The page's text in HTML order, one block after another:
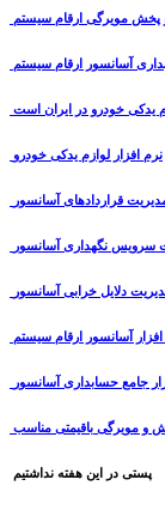
پخش مویرگی ارقام سیستم
آسانسور ارقام سیستم
نرم افزار لوازم یدکی خودرو
قراردادهای آسانسور
نگهداری آسانسور
دلایل خرابی آسانسور
آسانسور ارقام سیستم
جامع حسابداری آسانسور
و مویرگی باقیمتی مناسب
پستی در این هفته نداشتیم